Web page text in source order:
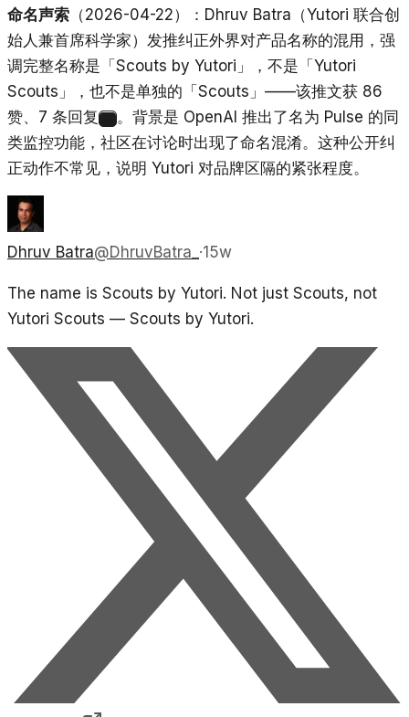
命名声索 （2026-04-22）：Dhruv Batra（Yutori 联合创
始人兼首席科学家）发推纠正外界对产品名称的混用，强
调完整名称是「Scouts by Yutori」，不是「Yutori
Scouts」，也不是单独的「Scouts」——该推文获 86
赞、7 条回复
。背景是 OpenAI 推出了名为 Pulse 的同
类监控功能，社区在讨论时出现了命名混淆。这种公开纠
正动作不常见，说明 Yutori 对品牌区隔的紧张程度。
Dhruv Batra@DhruvBatra_ ·15w
The name is Scouts by Yutori. Not just Scouts, not
Yutori Scouts — Scouts by Yutori.